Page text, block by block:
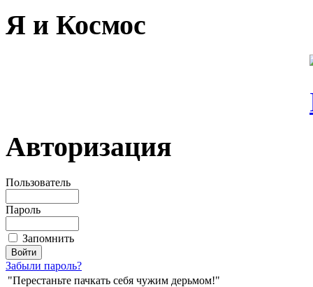
Я и Космос
Авторизация
Пользователь
Пароль
Запомнить
Забыли пароль?
"Перестаньте пачкать себя чужим дерьмом!"